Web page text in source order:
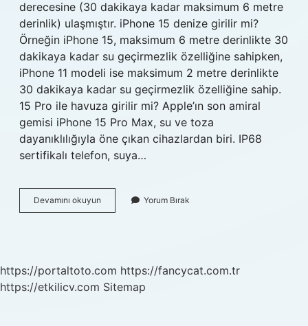
derecesine (30 dakikaya kadar maksimum 6 metre
derinlik) ulaşmıştır. iPhone 15 denize girilir mi?
Örneğin iPhone 15, maksimum 6 metre derinlikte 30
dakikaya kadar su geçirmezlik özelliğine sahipken,
iPhone 11 modeli ise maksimum 2 metre derinlikte
30 dakikaya kadar su geçirmezlik özelliğine sahip.
15 Pro ile havuza girilir mi? Apple’ın son amiral
gemisi iPhone 15 Pro Max, su ve toza
dayanıklılığıyla öne çıkan cihazlardan biri. IP68
sertifikalı telefon, suya…
Devamını okuyun
15
Yorum Bırak
https://portaltoto.com https://fancycat.com.tr
https://etkilicv.com Sitemap